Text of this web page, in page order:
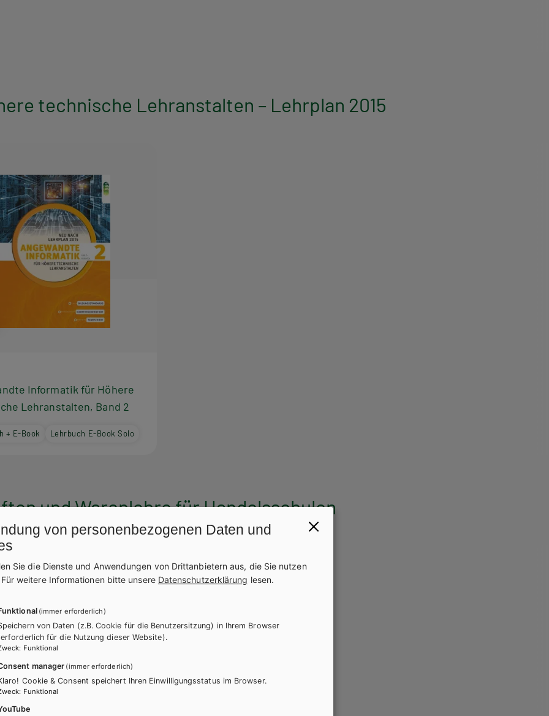
technische Lehranstalten – Lehrplan 2015
Informatik für Höhere
Lehranstalten, Band 2
+ E-Book Lehrbuch E-Book Solo
und Warenlehre für Handelsschulen
von personenbezogenen Daten und
Sie die Dienste und Anwendungen von Drittanbietern aus, die Sie nutzen
Für weitere Informationen bitte unsere Datenschutzerklärung lesen.
(immer erforderlich)
von Daten (z.B. Cookie für die Benutzersitzung) in Ihrem Browser
für die Nutzung dieser Website).
: Funktional
manager (immer erforderlich)
Cookie & Consent speichert Ihren Einwilligungsstatus im Browser.
: Funktional